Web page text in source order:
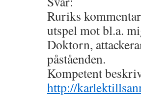
Ruriks
utspel mot bl.a.
Doktorn,
påståenden.
Kompetent
http://